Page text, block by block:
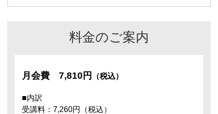
料金のご案内
月会費 7,810円 （税込）
■内訳
受講料：7,260円（税込）